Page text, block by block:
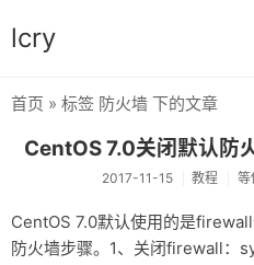
lcry
分
分
技
首页 » 标签 防火墙 下的文章
CentOS 7.0关闭默认防
2017-11-15 教程 等
CentOS 7.0默认使用的是
防火墙步骤。1、关闭firewall：